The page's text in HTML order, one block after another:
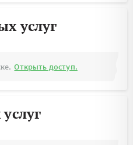
услуг
Открыть доступ.